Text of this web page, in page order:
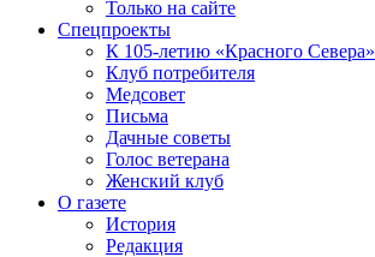
Только на сайте
Спецпроекты
К 105-летию «Красного Севера»
Клуб потребителя
Медсовет
Письма
Дачные советы
Голос ветерана
Женский клуб
О газете
История
Редакция